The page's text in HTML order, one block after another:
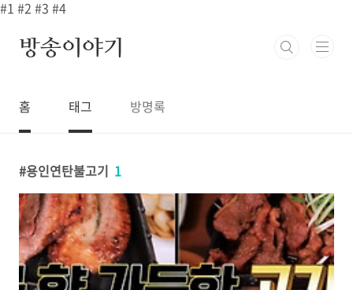
#1 #2 #3 #4
본문 바로가기
방송이야기
홈 태그 방명록
용인연탄불고기 1